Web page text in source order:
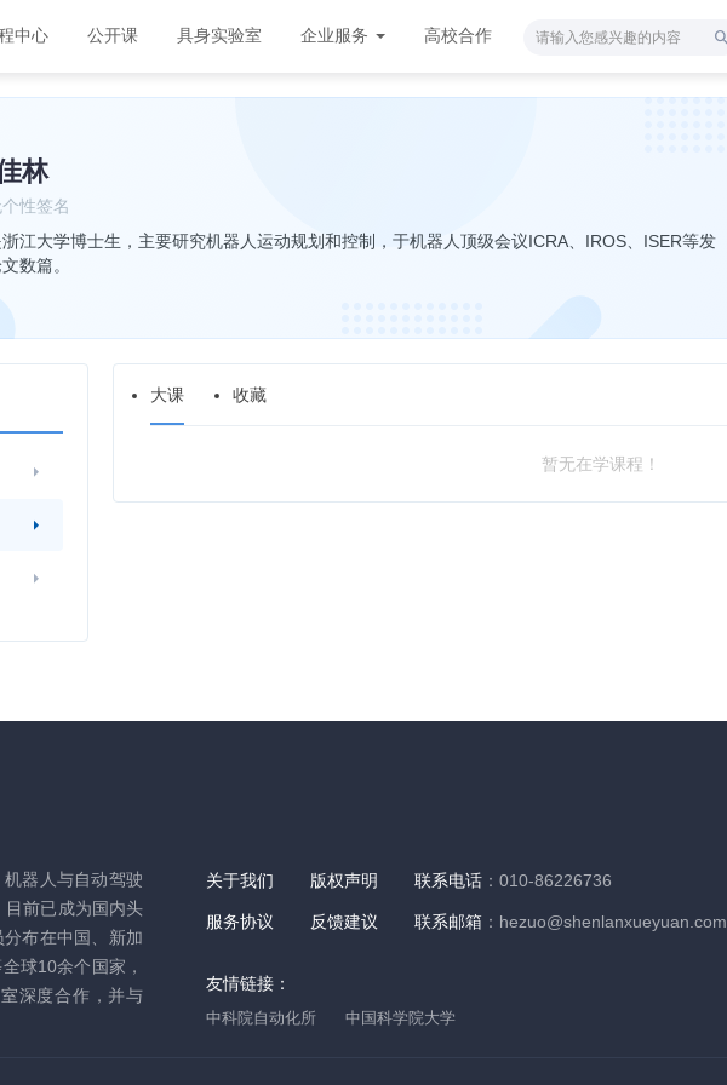
中心 公开课 具身实验室 企业服务 高校合作
林
性签名
江大学博士生，主要研究机器人运动规划和控制，于机器人顶级会议ICRA、IROS、ISER等发
数篇。
大课 收藏
暂无在学课程！
器人与自动驾驶
目前已成为国内头
布在中国、新加
球10余个国家，
深度合作，并与
关于我们 版权声明 联系电话 ：010-86226736
服务协议 反馈建议 联系邮箱 ：hezuo@shenlanxueyuan.com
友情链接：
中科院自动化所 中国科学院大学